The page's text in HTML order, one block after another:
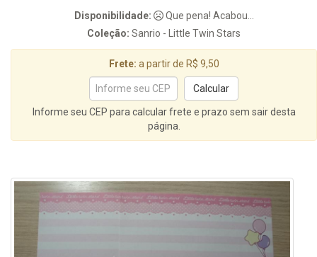
Disponibilidade:
Que pena! Acabou...
Coleção: Sanrio - Little Twin Stars
Frete: a partir de R$ 9,50
Informe seu CEP para calcular frete e prazo sem sair desta
página.